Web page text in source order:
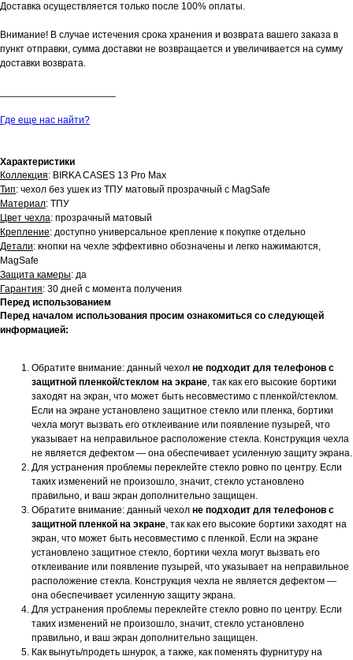
Доставка осуществляется только после 100% оплаты.
Внимание! В случае истечения срока хранения и возврата вашего заказа в
пункт отправки, сумма доставки не возвращается и увеличивается на сумму
доставки возврата.
Где еще нас найти?
Характеристики
Коллекция: BIRKA CASES 13 Pro Max
Тип: чехол без ушек из ТПУ матовый прозрачный с MagSafe
Материал: ТПУ
Цвет чехла: прозрачный матовый
Крепление: доступно универсальное крепление к покупке отдельно
Детали: кнопки на чехле эффективно обозначены и легко нажимаются,
MagSafe
Защита камеры: да
Гарантия: 30 дней с момента получения
Перед использованием
Перед началом использования просим ознакомиться со следующей
информацией:
Обратите внимание: данный чехол не подходит для телефонов с
защитной пленкой/стеклом на экране, так как его высокие бортики
заходят на экран, что может быть несовместимо с пленкой/стеклом.
Если на экране установлено защитное стекло или пленка, бортики
чехла могут вызвать его отклеивание или появление пузырей, что
указывает на неправильное расположение стекла. Конструкция чехла
не является дефектом — она обеспечивает усиленную защиту экрана.
Для устранения проблемы переклейте стекло ровно по центру. Если
таких изменений не произошло, значит, стекло установлено
правильно, и ваш экран дополнительно защищен.
Обратите внимание: данный чехол не подходит для телефонов с
защитной пленкой на экране, так как его высокие бортики заходят на
экран, что может быть несовместимо с пленкой. Если на экране
установлено защитное стекло, бортики чехла могут вызвать его
отклеивание или появление пузырей, что указывает на неправильное
расположение стекла. Конструкция чехла не является дефектом —
она обеспечивает усиленную защиту экрана.
Для устранения проблемы переклейте стекло ровно по центру. Если
таких изменений не произошло, значит, стекло установлено
правильно, и ваш экран дополнительно защищен.
Как вынуть/продеть шнурок, а также, как поменять фурнитуру на